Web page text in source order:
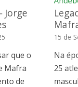
que o
Mafra
de
15 de
Na
25